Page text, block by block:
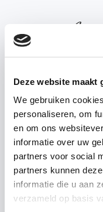
Deze website maakt
We gebruiken
personaliseren, om
en om ons
informatie over uw
partners voor social
partners kunnen
informatie die u aan
verzameld op basis
’T
For